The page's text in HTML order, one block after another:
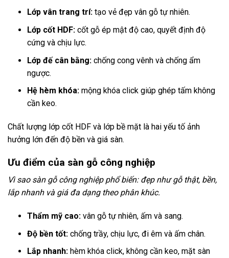
Lớp vân trang trí: tạo vẻ đẹp vân gỗ tự nhiên.
Lớp cốt HDF: cốt gỗ ép mật độ cao, quyết định độ
cứng và chịu lực.
Lớp đế cân bằng: chống cong vênh và chống ẩm
ngược.
Hệ hèm khóa: mộng khóa click giúp ghép tấm không
cần keo.
Chất lượng lớp cốt HDF và lớp bề mặt là hai yếu tố ảnh
hưởng lớn đến độ bền và giá sàn.
Ưu điểm của sàn gỗ công nghiệp
Vì sao sàn gỗ công nghiệp phổ biến: đẹp như gỗ thật, bền,
lắp nhanh và giá đa dạng theo phân khúc.
Thẩm mỹ cao: vân gỗ tự nhiên, ấm và sang.
Độ bền tốt: chống trầy, chịu lực, đi êm và ấm chân.
Lắp nhanh: hèm khóa click, không cần keo, mặt sàn